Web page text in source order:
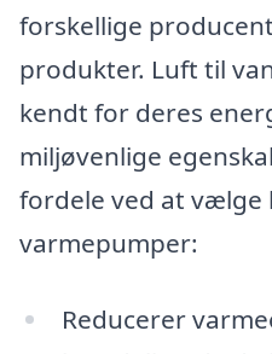
forskellige
produkter. Luft til
kendt for deres
miljøvenlige
fordele ved at vælge
varmepumper:
Reducerer